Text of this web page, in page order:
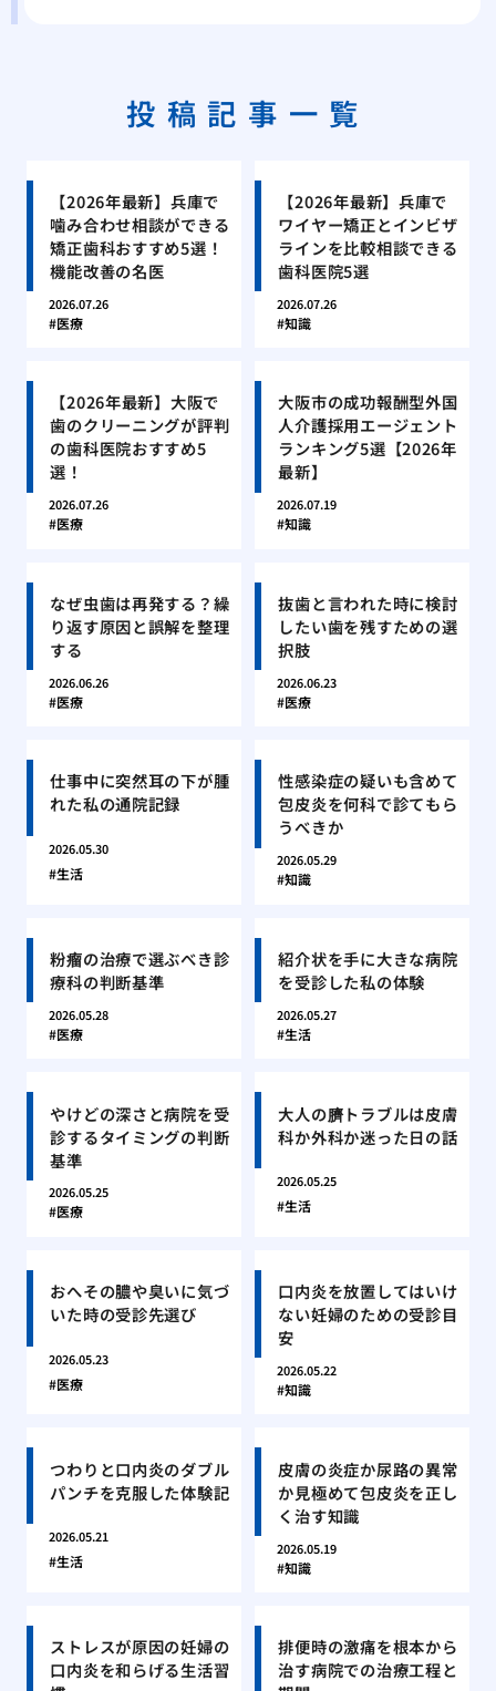
投稿記事一覧
【2026年最新】兵庫で
噛み合わせ相談ができる
矯正歯科おすすめ5選！
機能改善の名医
2026.07.26
医療
【2026年最新】兵庫で
ワイヤー矯正とインビザ
ラインを比較相談できる
歯科医院5選
2026.07.26
知識
【2026年最新】大阪で
歯のクリーニングが評判
の歯科医院おすすめ5
選！
2026.07.26
医療
大阪市の成功報酬型外国
人介護採用エージェント
ランキング5選【2026年
最新】
2026.07.19
知識
なぜ虫歯は再発する？繰
り返す原因と誤解を整理
する
2026.06.26
医療
抜歯と言われた時に検討
したい歯を残すための選
択肢
2026.06.23
医療
仕事中に突然耳の下が腫
れた私の通院記録
2026.05.30
生活
性感染症の疑いも含めて
包皮炎を何科で診てもら
うべきか
2026.05.29
知識
粉瘤の治療で選ぶべき診
療科の判断基準
2026.05.28
医療
紹介状を手に大きな病院
を受診した私の体験
2026.05.27
生活
やけどの深さと病院を受
診するタイミングの判断
基準
2026.05.25
医療
大人の臍トラブルは皮膚
科か外科か迷った日の話
2026.05.25
生活
おへその膿や臭いに気づ
いた時の受診先選び
2026.05.23
医療
口内炎を放置してはいけ
ない妊婦のための受診目
安
2026.05.22
知識
つわりと口内炎のダブル
パンチを克服した体験記
2026.05.21
生活
皮膚の炎症か尿路の異常
か見極めて包皮炎を正し
く治す知識
2026.05.19
知識
ストレスが原因の妊婦の
口内炎を和らげる生活習
排便時の激痛を根本から
治す病院での治療工程と